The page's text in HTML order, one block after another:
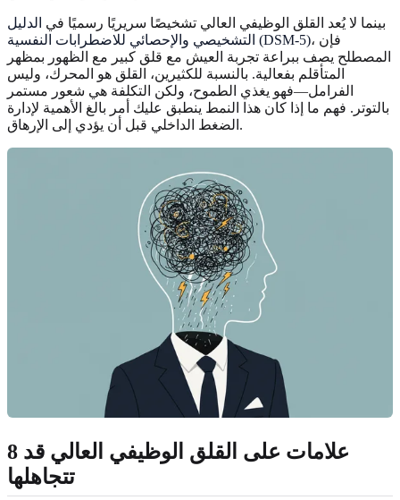
بينما لا يُعد القلق الوظيفي العالي تشخيصًا سريريًا رسميًا في الدليل
التشخيصي والإحصائي للاضطرابات النفسية (DSM-5)، فإن
المصطلح يصف ببراعة تجربة العيش مع قلق كبير مع الظهور بمظهر
المتأقلم بفعالية. بالنسبة للكثيرين، القلق هو المحرك، وليس
الفرامل—فهو يغذي الطموح، ولكن التكلفة هي شعور مستمر
بالتوتر. فهم ما إذا كان هذا النمط ينطبق عليك أمر بالغ الأهمية لإدارة
الضغط الداخلي قبل أن يؤدي إلى الإرهاق.
8 علامات على القلق الوظيفي العالي قد
تتجاهلها